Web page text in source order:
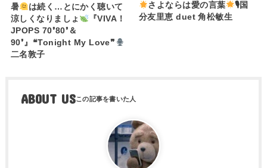
暑
は続く…とにかく聴いて
涼しくなりましょ
『VIVA！
JPOPS 70❜80❜＆
90❜』❝Tonight My Love❞
二名敦子
さよならは愛の言葉
🎙国
分友里恵 duet 角松敏生
ABOUT US